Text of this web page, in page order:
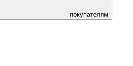
покупателям